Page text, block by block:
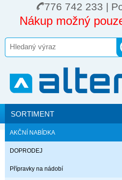
776 742 233 |
Nákup možný
SORTIMENT
AKČNÍ NABÍDKA
DOPRODEJ
Přípravky na nádobí